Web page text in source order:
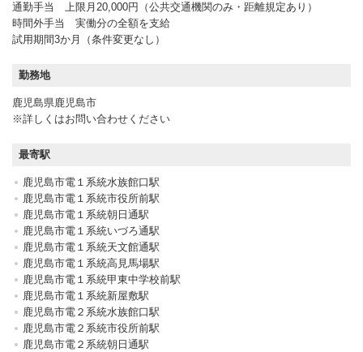
通勤手当 上限月20,000円（公共交通機関のみ・距離規定あり）
時間外手当 実働分の全額を支給
試用期間3か月（条件変更なし）
勤務地
鹿児島県鹿児島市
※詳しくはお問い合わせください
最寄駅
鹿児島市電１系統水族館口駅
鹿児島市電１系統市役所前駅
鹿児島市電１系統朝日通駅
鹿児島市電１系統いづろ通駅
鹿児島市電１系統天文館通駅
鹿児島市電１系統高見馬場駅
鹿児島市電１系統甲東中学校前駅
鹿児島市電１系統新屋敷駅
鹿児島市電２系統水族館口駅
鹿児島市電２系統市役所前駅
鹿児島市電２系統朝日通駅